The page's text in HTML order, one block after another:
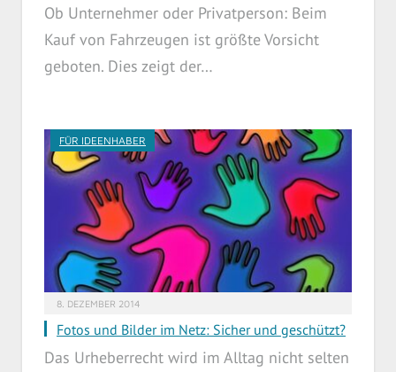
Ob Unternehmer oder Privatperson: Beim
Kauf von Fahrzeugen ist größte Vorsicht
geboten. Dies zeigt der…
FÜR IDEENHABER
8. DEZEMBER 2014
Fotos und Bilder im Netz: Sicher und geschützt?
Das Urheberrecht wird im Alltag nicht selten